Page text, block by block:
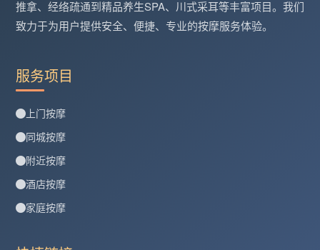
推拿、经络疏通到精品养生SPA、川式采耳等丰富项目。我们
致力于为用户提供安全、便捷、专业的按摩服务体验。
服务项目
上门按摩
同城按摩
附近按摩
酒店按摩
家庭按摩